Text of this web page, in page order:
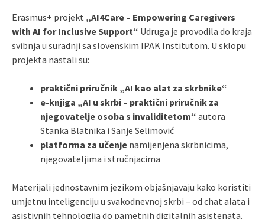
Erasmus+ projekt „AI4Care – Empowering Caregivers
with AI for Inclusive Support“ Udruga je provodila do kraja
svibnja u suradnji sa slovenskim IPAK Institutom. U sklopu
projekta nastali su:
praktični priručnik „AI kao alat za skrbnike“
e‑knjiga „AI u skrbi – praktični priručnik za
njegovatelje osoba s invaliditetom“ autora
Stanka Blatnika i Sanje Selimović
platforma za učenje namijenjena skrbnicima,
njegovateljima i stručnjacima
Materijali jednostavnim jezikom objašnjavaju kako koristiti
umjetnu inteligenciju u svakodnevnoj skrbi – od chat alata i
asistivnih tehnologija do pametnih digitalnih asistenata.